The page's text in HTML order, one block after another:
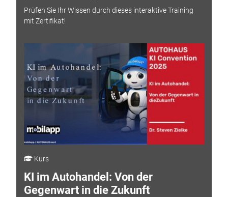
Prüfen Sie Ihr Wissen durch dieses interaktive Training
mit Zertifikat!
Kurs
KI im Autohandel: Von der
Gegenwart in die Zukunft